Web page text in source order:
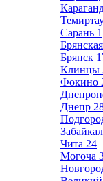
Сарань 1
Брянск
Клинцы
Фокино
Днепр
Чита 24
Могоча